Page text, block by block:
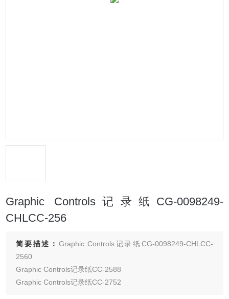
Graphic Controls记录纸CG-0098249-
CHLCC-256
简要描述： Graphic Controls记录纸CG-0098249-CHLCC-
2560
Graphic Controls记录纸CC-2588
Graphic Controls记录纸CC-2752